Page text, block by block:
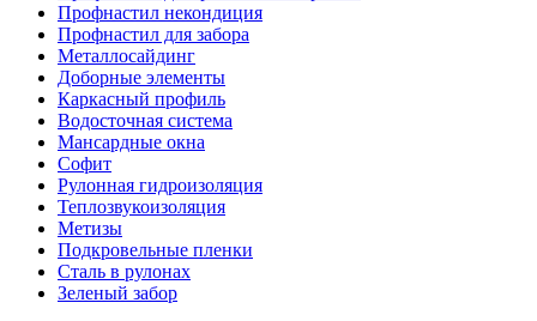
Профнастил некондиция
Профнастил для забора
Металлосайдинг
Доборные элементы
Каркасный профиль
Водосточная система
Мансардные окна
Софит
Рулонная гидроизоляция
Теплозвукоизоляция
Метизы
Подкровельные пленки
Сталь в рулонах
Зеленый забор